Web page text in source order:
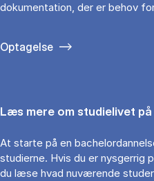
dokumentation, der er behov
Optagelse
Læs mere om studielivet på
At starte på en
studierne. Hvis du er nysgerrig
du læse hvad nuværende